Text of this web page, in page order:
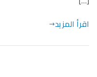
اقرأ المزيد